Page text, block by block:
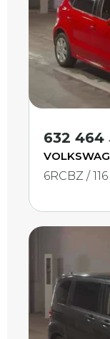
632 464
6RCBZ /